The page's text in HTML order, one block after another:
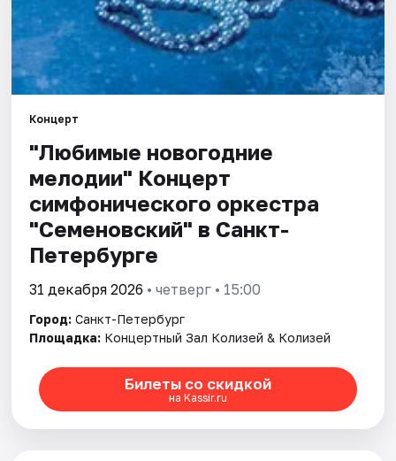
Концерт
"Любимые новогодние
мелодии" Концерт
симфонического оркестра
"Семеновский" в Санкт-
Петербурге
31 декабря 2026 • четверг • 15:00
Город: Санкт-Петербург
Площадка: Концертный Зал Колизей & Колизей
Билеты со скидкой
на Kassir.ru